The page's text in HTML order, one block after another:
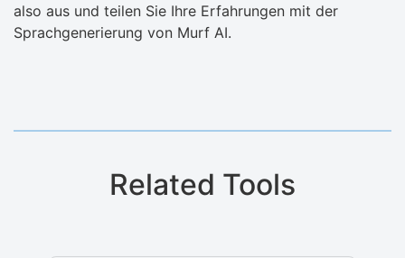
also aus und teilen Sie Ihre Erfahrungen mit der
Sprachgenerierung von Murf AI.
Related Tools